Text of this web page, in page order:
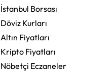
İstanbul Borsası
Döviz Kurları
Altın Fiyatları
Kripto Fiyatları
Nöbetçi Eczaneler